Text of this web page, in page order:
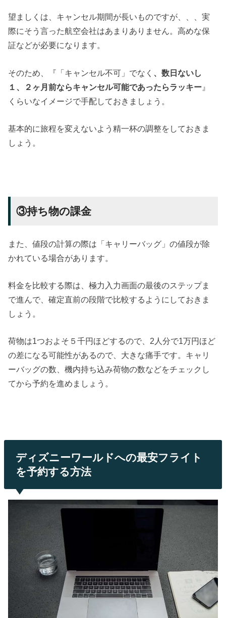
望ましくは、キャンセル期間が長いものですが、、、実
際にそう言った航空会社はあまりありません。高めな保
証などが必要になります。
そのため、『「キャンセル不可」でなく 、数日ないし
１、２ヶ月前ならキャンセル可能であったらラッキー 』
くらいなイメージで手配しておきましょう。
基本的に旅程を変えないよう精一杯の調整をしておきま
しょう。
③持ち物の課金
また、値段の計算の際は「キャリーバッグ」の値段が除
かれている場合があります。
料金を比較する際は、極力入力画面の最後のステップま
で進んで、確定直前の段階で比較するようにしておきま
しょう。
荷物は1つおよそ５千円ほどするので、2人分で1万円ほど
の差になる可能性があるので、大きな痛手です。キャリ
ーバッグの数、機内持ち込み荷物の数などをチェックし
てから予約を進めましょう。
ディズニーワールドへの最安フライト
を予約する方法